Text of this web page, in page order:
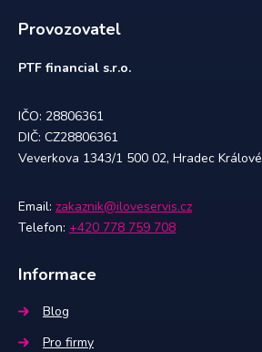
Provozovatel
PTF financial s.r.o.
IČO: 28806361
DIČ: CZ28806361
Veverkova 1343/1 500 02, Hradec Králové
Email: zakaznik@iloveservis.cz
Telefon: +420 778 759 708
Informace
Blog
Pro firmy